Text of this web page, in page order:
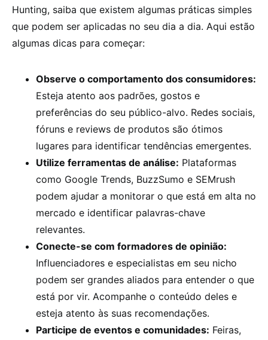
Hunting, saiba que existem algumas práticas simples
que podem ser aplicadas no seu dia a dia. Aqui estão
algumas dicas para começar:
Observe o comportamento dos consumidores:
Esteja atento aos padrões, gostos e
preferências do seu público-alvo. Redes sociais,
fóruns e reviews de produtos são ótimos
lugares para identificar tendências emergentes.
Utilize ferramentas de análise: Plataformas
como Google Trends, BuzzSumo e SEMrush
podem ajudar a monitorar o que está em alta no
mercado e identificar palavras-chave
relevantes.
Conecte-se com formadores de opinião:
Influenciadores e especialistas em seu nicho
podem ser grandes aliados para entender o que
está por vir. Acompanhe o conteúdo deles e
esteja atento às suas recomendações.
Participe de eventos e comunidades: Feiras,